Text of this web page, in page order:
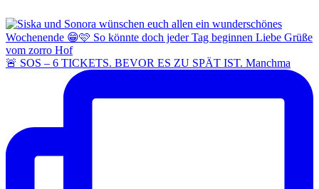
🚨 SOS – 6 TICKETS. BEVOR ES ZU SPÄT IST. Manchma